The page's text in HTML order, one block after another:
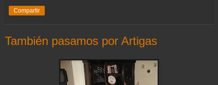
Compartir
También pasamos por Artigas